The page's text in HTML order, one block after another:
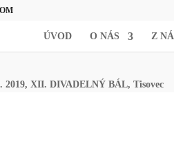
ÚVOD O NÁS Z
2019, XII. DIVADELNÝ BÁL, Tisovec